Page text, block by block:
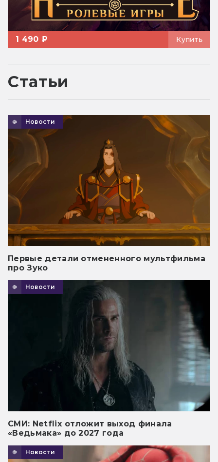
1 490 ₽ Купить
Статьи
Новости
Первые детали отмененного мультфильма
про Зуко
Новости
СМИ: Netflix отложит выход финала
«Ведьмака» до 2027 года
Новости